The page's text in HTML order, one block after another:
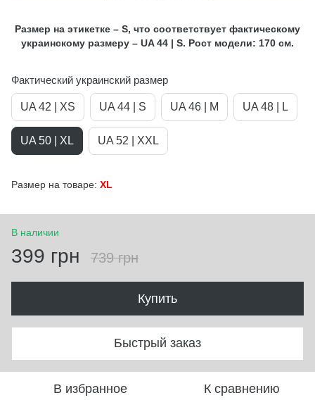
Размер на этикетке – S, что соответствует фактическому
украинскому размеру – UA 44 | S. Рост модели: 170 см.
Фактический украинский размер
UA 42 | XS UA 44 | S UA 46 | M UA 48 | L
UA 50 | XL UA 52 | XXL
Размер на товаре: XL
В наличии
399 грн 739 грн
Купить
Быстрый заказ
В избранное К сравнению